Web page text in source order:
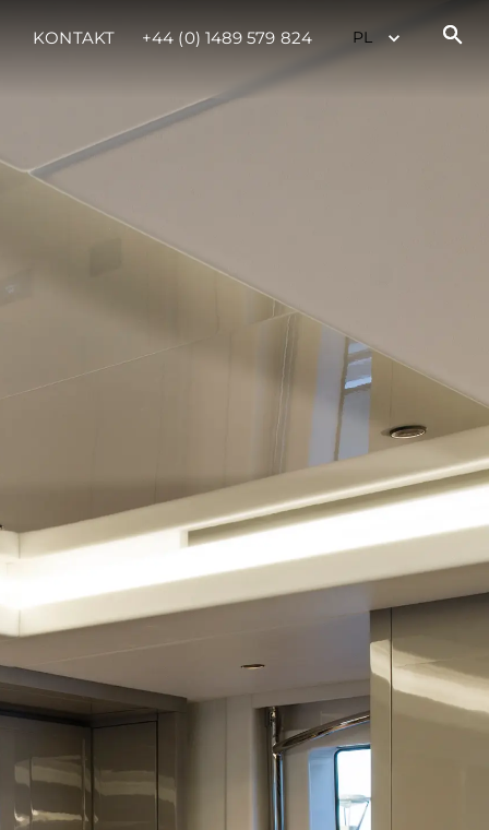
KONTAKT +44 (0) 1489 579 824